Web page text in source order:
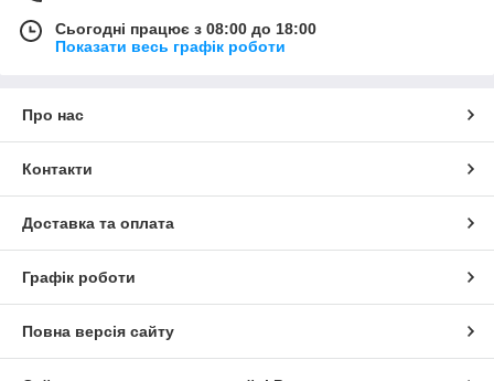
Сьогодні працює з 08:00 до 18:00
Показати весь графік роботи
Про нас
Контакти
Доставка та оплата
Графік роботи
Повна версія сайту